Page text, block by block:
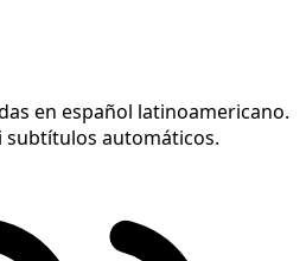
en español latinoamericano.
subtítulos automáticos.